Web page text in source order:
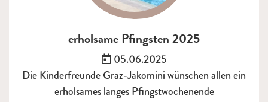
erholsame Pfingsten 2025
Veröffentlicht am:
05.06.2025
Die Kinderfreunde Graz-Jakomini wünschen allen ein
erholsames langes Pfingstwochenende